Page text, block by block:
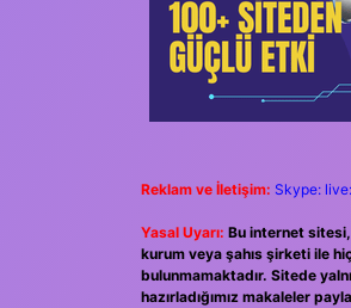
Reklam ve İletişim: Skype:
Yasal Uyarı: Bu internet
kurum veya şahıs şirketi ile
bulunmamaktadır. Sitede
hazırladığımız makaleler